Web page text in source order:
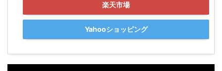
楽天市場
Yahooショッピング